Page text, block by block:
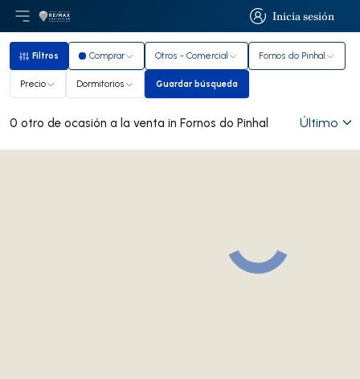
Inicia sesión
Inicia sesión
Abrir el menú principal
Logotipo
Filtros
Filtros Comprar Otros - Comercial Fornos do Pinhal
Precio Dormitorios Guardar búsqueda
Guardar búsqueda
0 otro de ocasión a la venta in Fornos do Pinhal Último